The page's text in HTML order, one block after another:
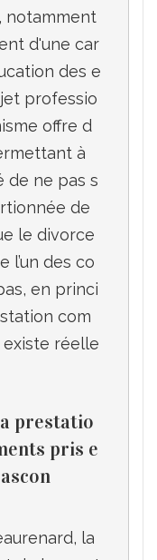
notamment
d'une car
des e
professio
offre d
à
de ne pas s
de
le divorce
l’un des co
en princi
com
réelle
prestatio
pris e
la